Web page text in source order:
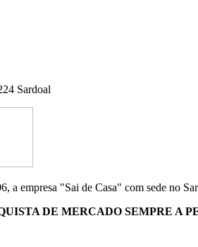
Sardoal
a empresa "Sai de Casa" com sede no
DE MERCADO SEMPRE A